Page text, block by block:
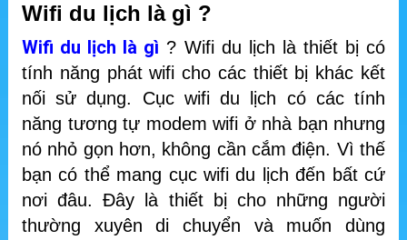
Wifi du lịch là gì ?
Wifi du lịch là gì ? Wifi du lịch là thiết bị có
tính năng phát wifi cho các thiết bị khác kết
nối sử dụng. Cục wifi du lịch có các tính
năng tương tự modem wifi ở nhà bạn nhưng
nó nhỏ gọn hơn, không cần cắm điện. Vì thế
bạn có thể mang cục wifi du lịch đến bất cứ
nơi đâu. Đây là thiết bị cho những người
thường xuyên di chuyển và muốn dùng